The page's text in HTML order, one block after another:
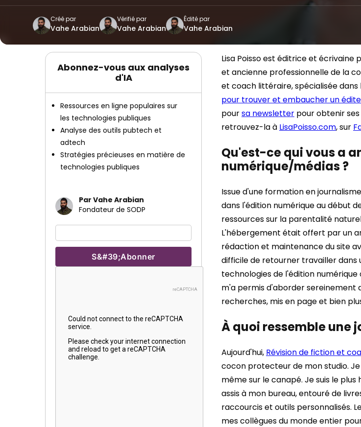
Créé par
Vahe Arabian
Vérifié par
Vahe Arabian
Édité par
Vahe Arabian
Abonnez-vous aux analyses
d'IA
Ressources en ligne populaires sur
les technologies publiques
Analyse des outils pubtech et
adtech
Stratégies précieuses en matière de
technologies publiques
Par Vahe Arabian
Fondateur de SODP
Lisa Poisso est éditrice et
et ancienne professionnelle de la
et coach littéraire, spécialisée
pour trouver et embaucher un
poursa newsletter pour obtenir
retrouvez-la à LisaPoisso.com, sur
Qu'est-ce qui vous a
numérique/médias ?
Issue d'une formation en
dans l'édition numérique au début
ressources sur la parentalité
L'hébergement était offert par un
rédaction et maintenance du site
difficile de retourner travailler dans
technologies de l'édition
m'a permis d'aborder sereinement
recherches, mis en page et bien
À quoi ressemble une
Aujourd'hui, Révision de fiction et
cocon protecteur de mon studio.
même sur le canapé. Je suis le
assis à mon bureau, entouré de
raccourcis et outils personnalisés.
mes collègues du monde entier